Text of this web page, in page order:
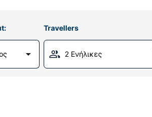
Travellers
2 Ενήλικες